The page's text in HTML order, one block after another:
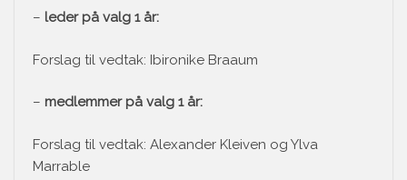
– leder på valg 1 år:
Forslag til vedtak: Ibironike Braaum
– medlemmer på valg 1 år:
Forslag til vedtak: Alexander Kleiven og Ylva
Marrable